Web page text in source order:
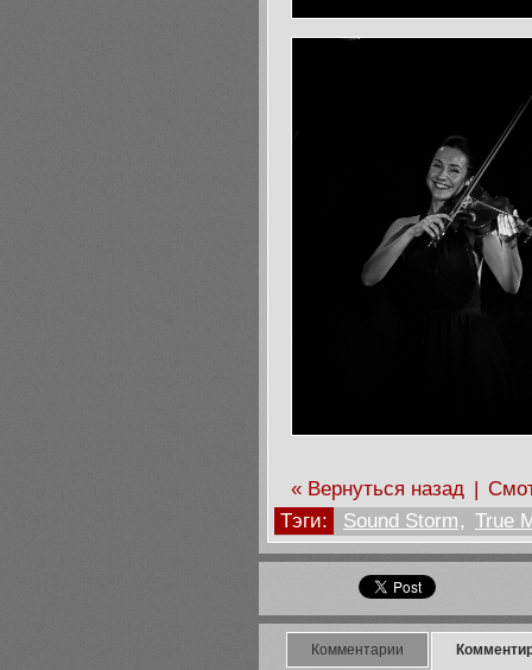
« Вернуться назад |
Тэги:
Sound Storm, True
Комментарии